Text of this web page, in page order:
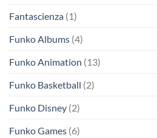
Fantascienza (1)
Funko Albums (4)
Funko Animation (13)
Funko Basketball (2)
Funko Disney (2)
Funko Games (6)